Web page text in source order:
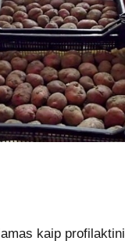
kaip